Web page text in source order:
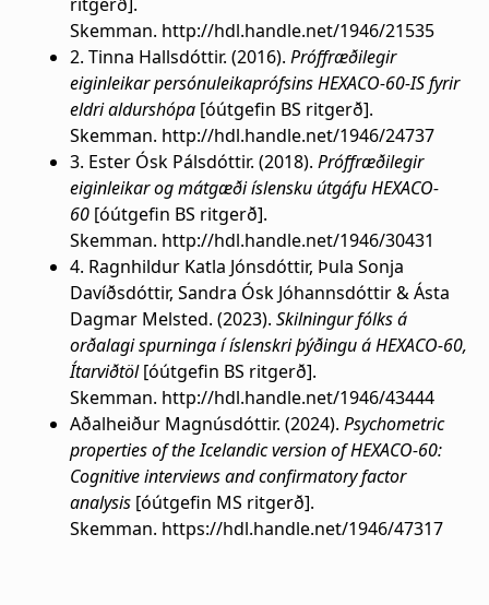
Skemman. http://hdl.handle.net/1946/21535
2. Tinna Hallsdóttir. (2016). Próffræðilegir
eiginleikar persónuleikaprófsins HEXACO-60-IS fyrir
eldri aldurshópa [óútgefin BS ritgerð].
Skemman. http://hdl.handle.net/1946/24737
3. Ester Ósk Pálsdóttir. (2018). Próffræðilegir
eiginleikar og mátgæði íslensku útgáfu HEXACO-
60 [óútgefin BS ritgerð].
Skemman. http://hdl.handle.net/1946/30431
4. Ragnhildur Katla Jónsdóttir, Þula Sonja
Davíðsdóttir, Sandra Ósk Jóhannsdóttir & Ásta
Dagmar Melsted. (2023). Skilningur fólks á
orðalagi spurninga í íslenskri þýðingu á HEXACO-60,
Ítarviðtöl[óútgefin BS ritgerð].
Skemman. http://hdl.handle.net/1946/43444
Aðalheiður Magnúsdóttir. (2024). Psychometric
properties of the Icelandic version of HEXACO-60:
Cognitive interviews and confirmatory factor
analysis [óútgefin MS ritgerð].
Skemman. https://hdl.handle.net/1946/47317